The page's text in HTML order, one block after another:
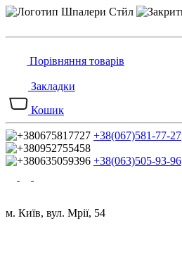
Порівняння товарів
Закладки
Кошик
+38(067)581-77-27
+38(063)505-93-96
м. Київ, вул. Мрії, 54